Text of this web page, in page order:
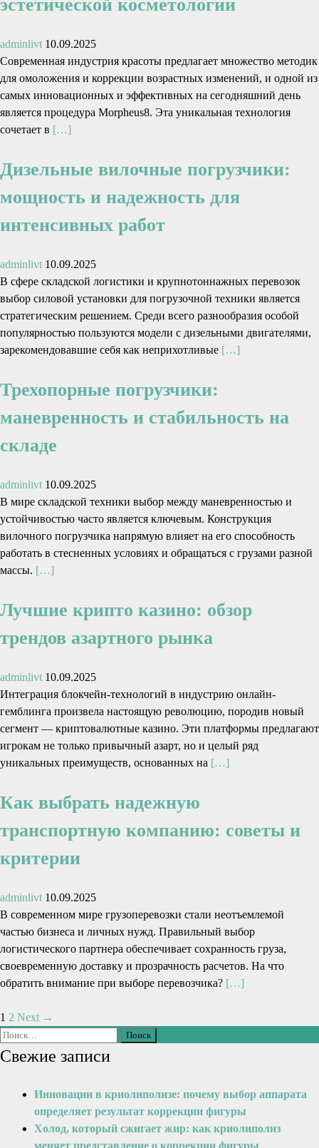
эстетической косметологии
adminlivt 10.09.2025
Современная индустрия красоты предлагает множество методик
для омоложения и коррекции возрастных изменений, и одной из
самых инновационных и эффективных на сегодняшний день
является процедура Morpheus8. Эта уникальная технология
сочетает в […]
Дизельные вилочные погрузчики:
мощность и надежность для
интенсивных работ
adminlivt 10.09.2025
В сфере складской логистики и крупнотоннажных перевозок
выбор силовой установки для погрузочной техники является
стратегическим решением. Среди всего разнообразия особой
популярностью пользуются модели с дизельными двигателями,
зарекомендовавшие себя как неприхотливые […]
Трехопорные погрузчики:
маневренность и стабильность на
складе
adminlivt 10.09.2025
В мире складской техники выбор между маневренностью и
устойчивостью часто является ключевым. Конструкция
вилочного погрузчика напрямую влияет на его способность
работать в стесненных условиях и обращаться с грузами разной
массы. […]
Лучшие крипто казино: обзор
трендов азартного рынка
adminlivt 10.09.2025
Интеграция блокчейн-технологий в индустрию онлайн-
гемблинга произвела настоящую революцию, породив новый
сегмент — криптовалютные казино. Эти платформы предлагают
игрокам не только привычный азарт, но и целый ряд
уникальных преимуществ, основанных на […]
Как выбрать надежную
транспортную компанию: советы и
критерии
adminlivt 10.09.2025
В современном мире грузоперевозки стали неотъемлемой
частью бизнеса и личных нужд. Правильный выбор
логистического партнера обеспечивает сохранность груза,
своевременную доставку и прозрачность расчетов. На что
обратить внимание при выборе перевозчика? […]
1 2 Next →
Свежие записи
Инновации в криолиполизе: почему выбор аппарата
определяет результат коррекции фигуры
Холод, который сжигает жир: как криолиполиз
меняет представление о коррекции фигуры